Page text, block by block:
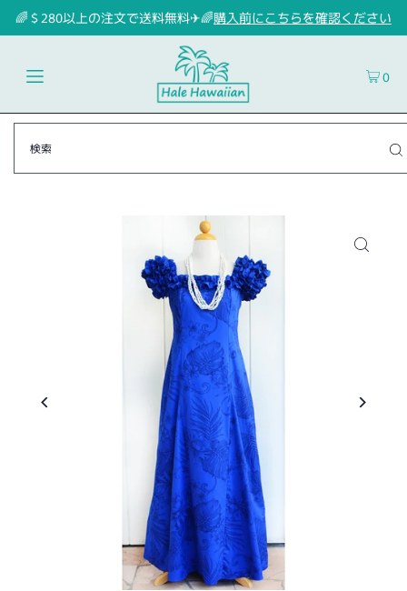
🌈＄280以上の注文で送料無料✈🌈購入前にこちらを確認ください
0